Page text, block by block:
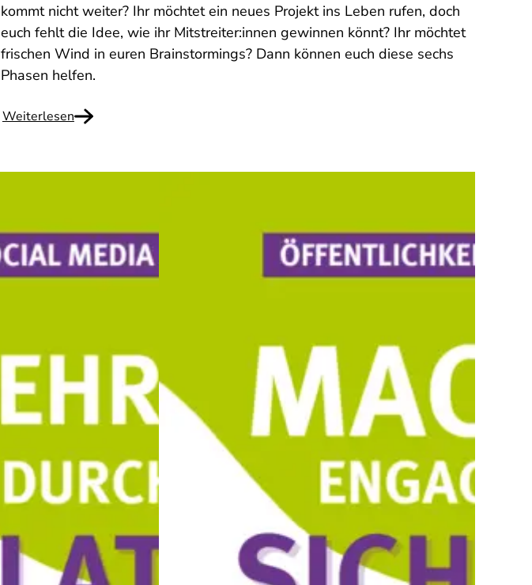
kommt nicht weiter? Ihr möchtet ein neues Projekt ins Leben rufen, doch
euch fehlt die Idee, wie ihr Mitstreiter:innen gewinnen könnt? Ihr möchtet
frischen Wind in euren Brainstormings? Dann können euch diese sechs
Phasen helfen.
Weiterlesen